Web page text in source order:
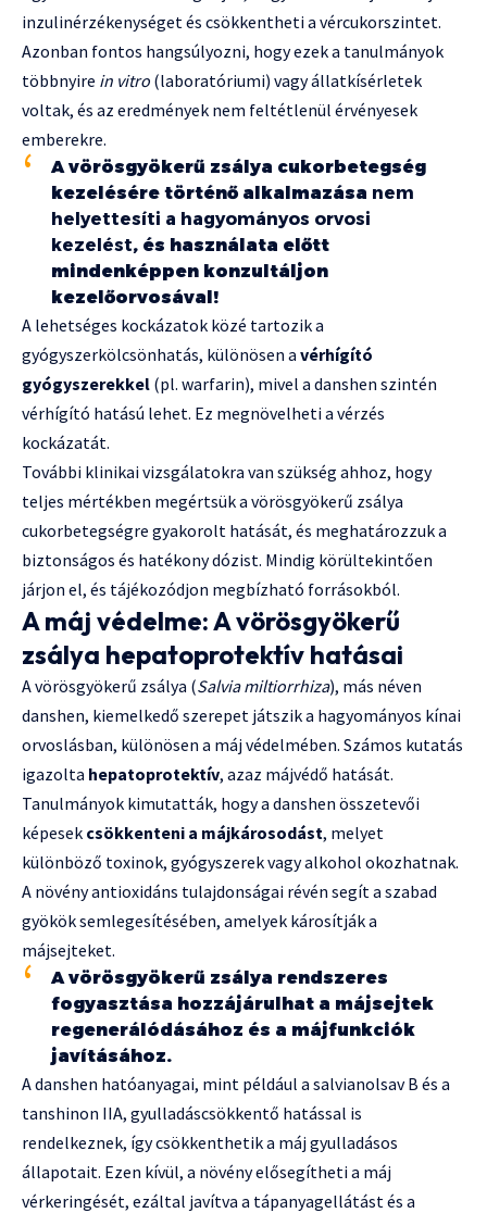
inzulinérzékenységet és csökkentheti a vércukorszintet.
Azonban fontos hangsúlyozni, hogy ezek a tanulmányok
többnyire in vitro (laboratóriumi) vagy állatkísérletek
voltak, és az eredmények nem feltétlenül érvényesek
emberekre.
A vörösgyökerű zsálya cukorbetegség
kezelésére történő alkalmazása nem
helyettesíti a hagyományos orvosi
kezelést, és használata előtt
mindenképpen konzultáljon
kezelőorvosával!
A lehetséges kockázatok közé tartozik a
gyógyszerkölcsönhatás, különösen a vérhígító
gyógyszerekkel (pl. warfarin), mivel a danshen szintén
vérhígító hatású lehet. Ez megnövelheti a vérzés
kockázatát.
További klinikai vizsgálatokra van szükség ahhoz, hogy
teljes mértékben megértsük a vörösgyökerű zsálya
cukorbetegségre gyakorolt hatását, és meghatározzuk a
biztonságos és hatékony dózist. Mindig körültekintően
járjon el, és tájékozódjon megbízható forrásokból.
A máj védelme: A vörösgyökerű
zsálya hepatoprotektív hatásai
A vörösgyökerű zsálya (Salvia miltiorrhiza), más néven
danshen, kiemelkedő szerepet játszik a hagyományos kínai
orvoslásban, különösen a máj védelmében. Számos kutatás
igazolta hepatoprotektív, azaz májvédő hatását.
Tanulmányok kimutatták, hogy a danshen összetevői
képesek csökkenteni a májkárosodást, melyet
különböző toxinok, gyógyszerek vagy alkohol okozhatnak.
A növény antioxidáns tulajdonságai révén segít a szabad
gyökök semlegesítésében, amelyek károsítják a
májsejteket.
A vörösgyökerű zsálya rendszeres
fogyasztása hozzájárulhat a májsejtek
regenerálódásához és a májfunkciók
javításához.
A danshen hatóanyagai, mint például a salvianolsav B és a
tanshinon IIA, gyulladáscsökkentő hatással is
rendelkeznek, így csökkenthetik a máj gyulladásos
állapotait. Ezen kívül, a növény elősegítheti a máj
vérkeringését, ezáltal javítva a tápanyagellátást és a